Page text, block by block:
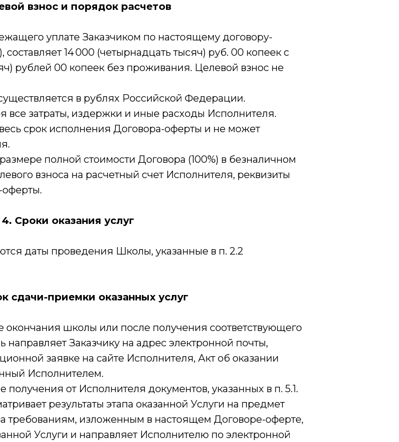
взнос и порядок расчетов
уплате Заказчиком по настоящему договору-
), составляет 14 000 (четырнадцать тысяч) руб. 00 копеек с
рублей 00 копеек без проживания. Целевой взнос не
в рублях Российской Федерации.
все затраты, издержки и иные расходы Исполнителя.
срок исполнения Договора-оферты и не может
полной стоимости Договора (100%) в безналичном
взноса на расчетный счет Исполнителя, реквизиты
оферты.
4. Сроки оказания услуг
даты проведения Школы, указанные в п. 2.2
сдачи-приемки оказанных услуг
окончания школы или после получения соответствующего
направляет Заказчику на адрес электронной почты,
заявке на сайте Исполнителя, Акт об оказании
Исполнителем.
получения от Исполнителя документов, указанных в п. 5.1.
результаты этапа оказанной Услуги на предмет
требованиям, изложенным в настоящем Договоре-оферте,
Услуги и направляет Исполнителю по электронной